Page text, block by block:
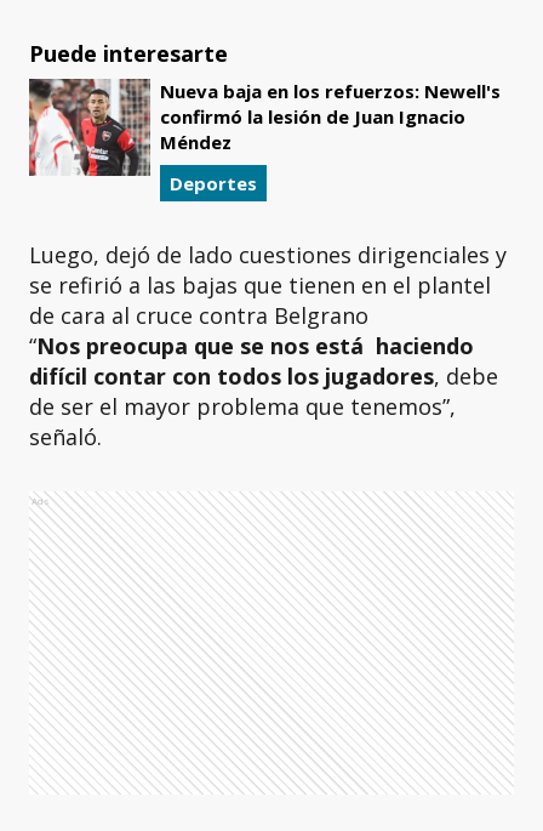
Puede interesarte
Nueva baja en los refuerzos: Newell's
confirmó la lesión de Juan Ignacio
Méndez
Deportes
Luego, dejó de lado cuestiones dirigenciales y
se refirió a las bajas que tienen en el plantel
de cara al cruce contra Belgrano
“Nos preocupa que se nos está haciendo
difícil contar con todos los jugadores, debe
de ser el mayor problema que tenemos”,
señaló.
Ads